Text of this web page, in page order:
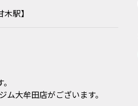
駅】
大牟田店がございます。